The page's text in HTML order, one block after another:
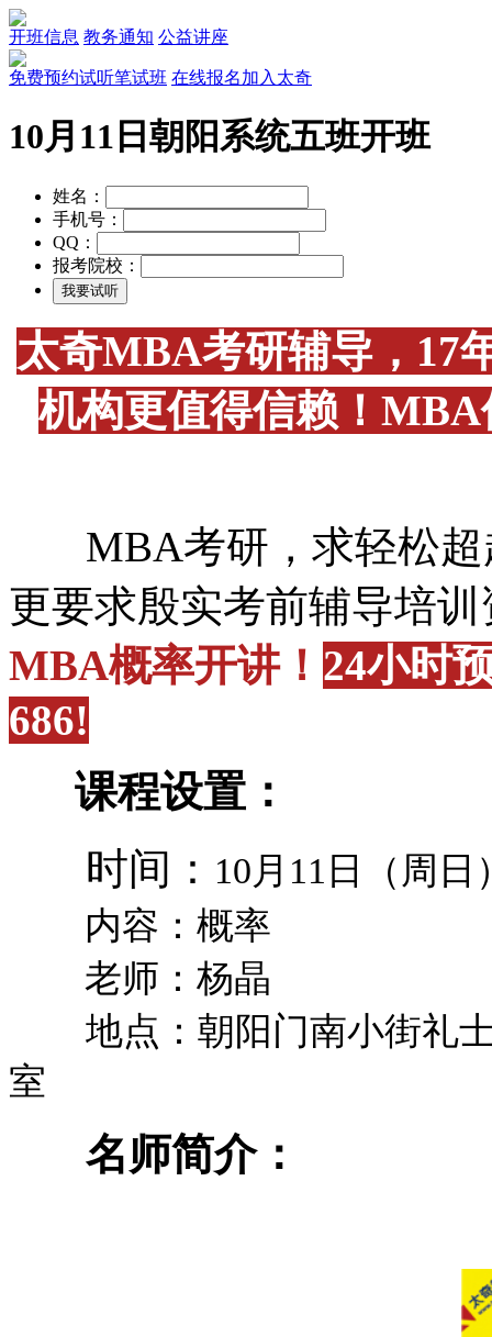
开班信息 教务通知 公益讲座
免费预约试听笔试班 在线报名加入太奇
10月11日朝阳系统五班开班
姓名：
手机号：
QQ：
报考院校：
太奇MBA考研辅导，17
机构更值得信赖！
MBA考研，求轻松超
更要求殷实考前辅导培训
MBA概率开讲！ 24小时
686!
课程设置：
时间： 10月11日（周日
内容：概率
老师：杨晶
地点： 朝阳门南小街礼
室
名师简介：